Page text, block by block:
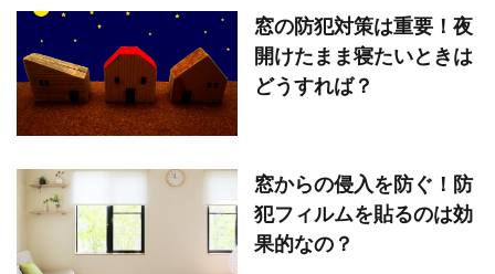
窓の防犯対策は重要！夜
開けたまま寝たいときは
どうすれば？
窓からの侵入を防ぐ！防
犯フィルムを貼るのは効
果的なの？